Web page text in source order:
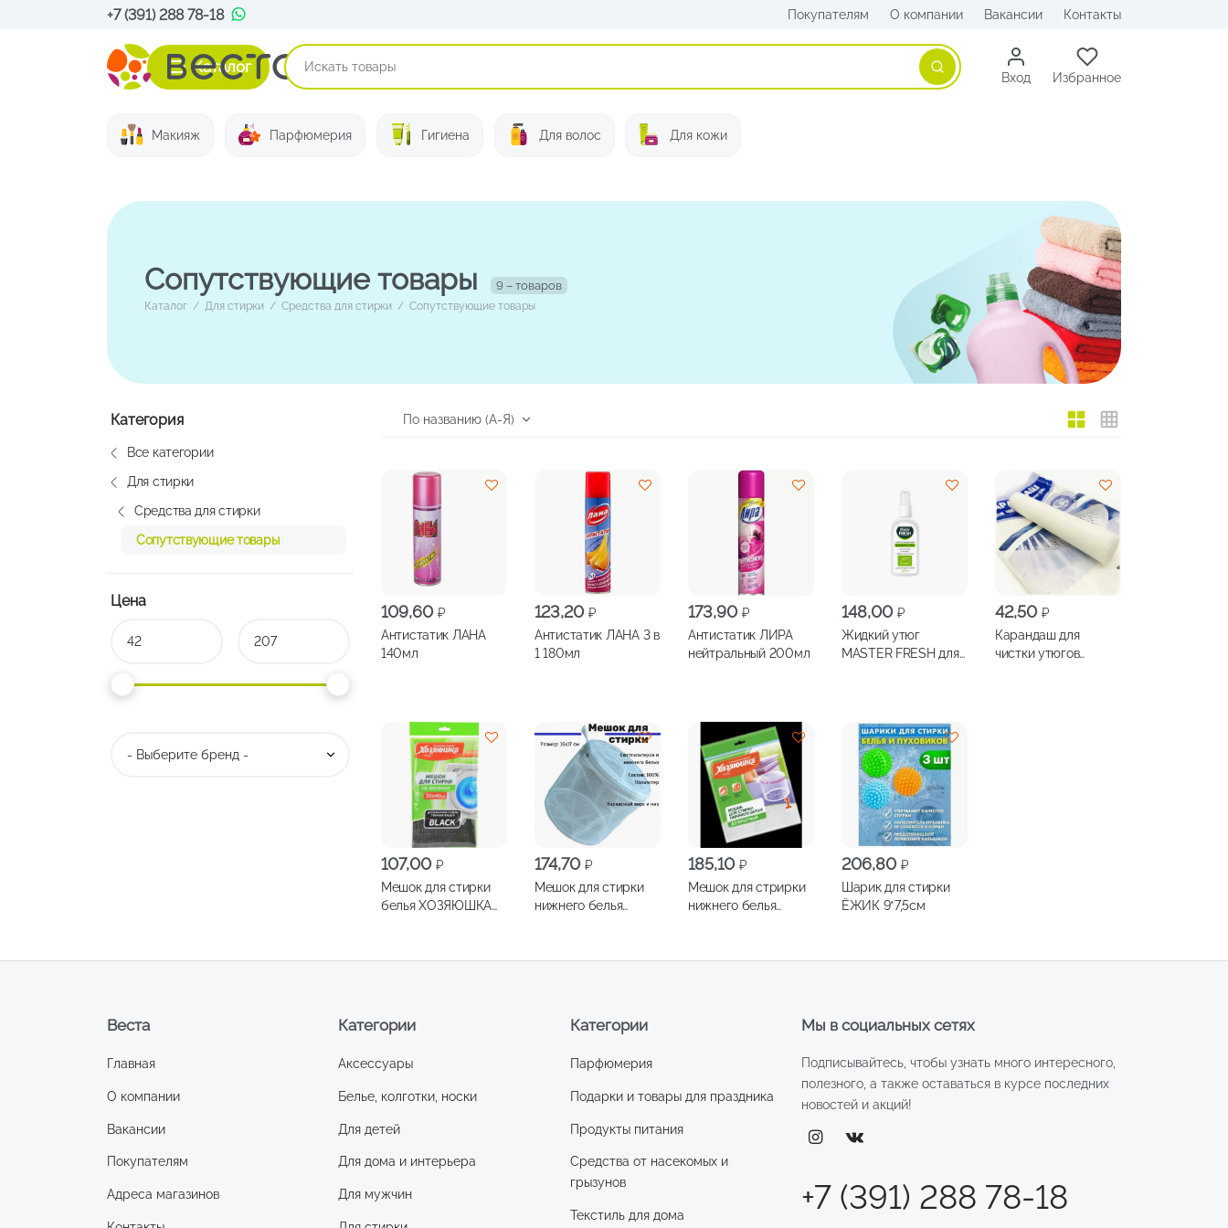
+7 (391) 288 78-18 Покупателям О компании Вакансии Контакты
Каталог
Поиск
Вход Избранное
Макияж Парфюмерия Гигиена Для волос Для кожи
Сопутствующие товары 9 – товаров
Каталог / Для стирки / Средства для стирки / Сопутствующие товары
Категория
Все категории
Для стирки
Средства для стирки
Сопутствующие товары
Цена
109,60 ₽
Антистатик ЛАНА
140мл
123,20 ₽
Антистатик ЛАНА 3 в
1 180мл
173,90 ₽
Антистатик ЛИРА
нейтральный 200мл
148,00 ₽
Жидкий утюг
MASTER FRESH для
42,50 ₽
Карандаш для
чистки утюгов
107,00 ₽
Мешок для стирки
белья ХОЗЯЮШКА
174,70 ₽
Мешок для стирки
нижнего белья
185,10 ₽
Мешок для стрирки
нижнего белья
206,80 ₽
Шарик для стирки
ЁЖИК 9*7,5см
Мы в социальных сетях
Подписывайтесь, чтобы узнать много интересного,
полезного, а также оставаться в курсе последних
новостей и акций!
+7 (391) 288 78-18
Категории
Аксессуары
Белье, колготки, носки
Для детей
Для дома и интерьера
Для мужчин
Категории
Парфюмерия
Подарки и товары для праздника
Продукты питания
Средства от насекомых и
грызунов
Текстиль для дома
Веста
Главная
О компании
Вакансии
Покупателям
Адреса магазинов